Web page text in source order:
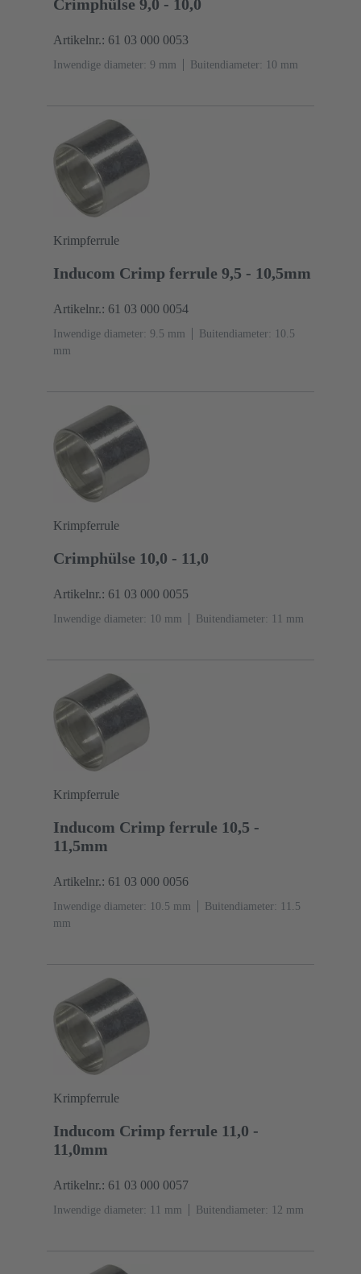
Crimphülse 9,0 - 10,0
Artikelnr.: 61 03 000 0053
Inwendige diameter: 9 mm Buitendiameter: ‌10 mm
Krimpferrule
Inducom Crimp ferrule 9,5 - 10,5mm
Artikelnr.: 61 03 000 0054
Inwendige diameter: 9.5 mm
Buitendiameter: ‌10.5
mm
Krimpferrule
Crimphülse 10,0 - 11,0
Artikelnr.: 61 03 000 0055
Inwendige diameter: 10 mm Buitendiameter: ‌11 mm
Krimpferrule
Inducom Crimp ferrule 10,5 -
11,5mm
Artikelnr.: 61 03 000 0056
Inwendige diameter: 10.5 mm
Buitendiameter: ‌11.5
mm
Krimpferrule
Inducom Crimp ferrule 11,0 -
11,0mm
Artikelnr.: 61 03 000 0057
Inwendige diameter: 11 mm Buitendiameter: ‌12 mm